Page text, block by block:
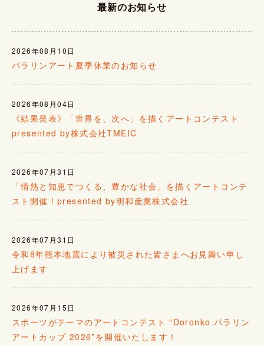
最新のお知らせ
2026年08月10日
パラリンアート夏季休業のお知らせ
2026年08月04日
《結果発表》「世界を、次へ」を描くアートコンテスト
presented by株式会社TMEIC
2026年07月31日
「情熱と知恵でつくる、豊かな社会」を描くアートコンテ
スト開催！presented by明和産業株式会社
2026年07月31日
令和8年熊本地震により被災された皆さまへお見舞い申し
上げます
2026年07月15日
スポーツがテーマのアートコンテスト “Doronko パラリン
アートカップ 2026”を開催いたします！